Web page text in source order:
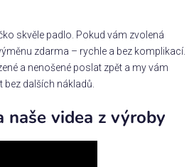
skvěle padlo. Pokud vám zvolená
zdarma – rychle a bez komplikací.
a nenošené poslat zpět a my vám
dalších nákladů.
naše videa z výroby